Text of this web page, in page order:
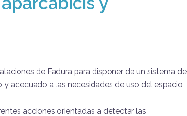
de Fadura para disponer de un sistema de
adecuado a las necesidades de uso del espacio
acciones orientadas a detectar las